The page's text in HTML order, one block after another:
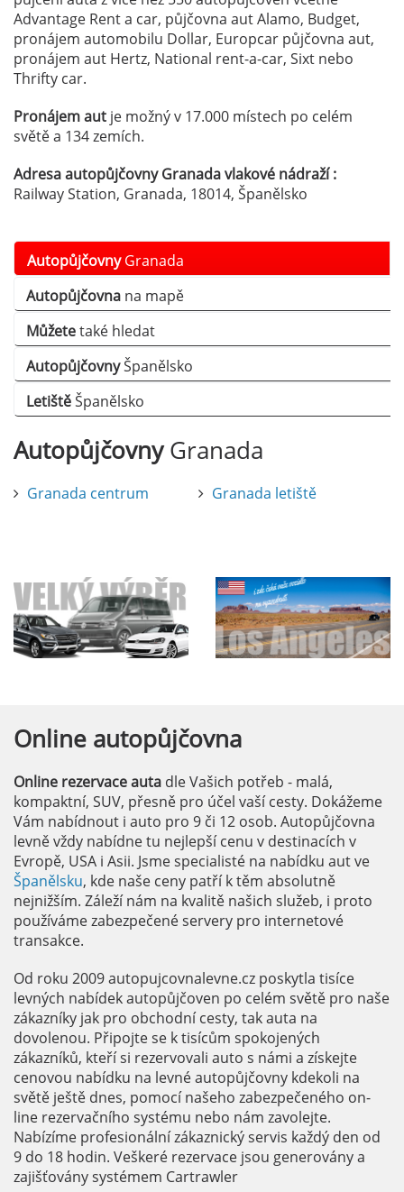
Advantage Rent a car, půjčovna aut Alamo, Budget,
pronájem automobilu Dollar, Europcar půjčovna aut,
pronájem aut Hertz, National rent-a-car, Sixt nebo
Thrifty car.
Pronájem aut je možný v 17.000 místech po celém
světě a 134 zemích.
Adresa autopůjčovny Granada vlakové nádraží :
Railway Station, Granada, 18014, Španělsko
AutopůjčovnyGranada
Autopůjčovna na mapě
Můžetetaké hledat
AutopůjčovnyŠpanělsko
LetištěŠpanělsko
AutopůjčovnyGranada
Granada centrum Granada letiště
Online autopůjčovna
Online rezervace auta dle Vašich potřeb - malá,
kompaktní, SUV, přesně pro účel vaší cesty. Dokážeme
Vám nabídnout i auto pro 9 či 12 osob. Autopůjčovna
levně vždy nabídne tu nejlepší cenu v destinacích v
Evropě, USA i Asii. Jsme specialisté na nabídku aut ve
Španělsku, kde naše ceny patří k těm absolutně
nejnižším. Záleží nám na kvalitě našich služeb, i proto
používáme zabezpečené servery pro internetové
transakce.
Od roku 2009 autopujcovnalevne.cz poskytla tisíce
levných nabídek autopůjčoven po celém světě pro naše
zákazníky jak pro obchodní cesty, tak auta na
dovolenou. Připojte se k tisícům spokojených
zákazníků, kteří si rezervovali auto s námi a získejte
cenovou nabídku na levné autopůjčovny kdekoli na
světě ještě dnes, pomocí našeho zabezpečeného on-
line rezervačního systému nebo nám zavolejte.
Nabízíme profesionální zákaznický servis každý den od
9 do 18 hodin. Veškeré rezervace jsou generovány a
zajišťovány systémem Cartrawler